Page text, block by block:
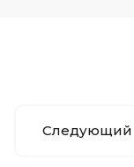
Следующий